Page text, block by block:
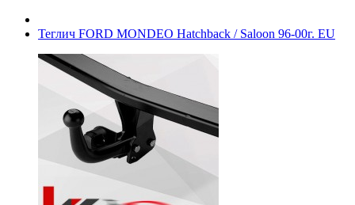
Теглич FORD MONDEO Hatchback / Saloon 96-00г. EU